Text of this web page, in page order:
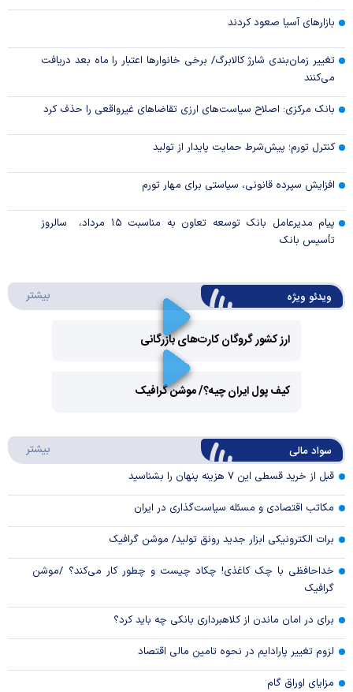
بازارهای آسیا صعود کردند
تغییر زمان‌بندی شارژ کالابرگ/ برخی خانوار‌ها اعتبار را ماه بعد دریافت
می‌کنند
بانک مرکزی: اصلاح سیاست‌های ارزی تقاضاهای غیرواقعی را حذف کرد
کنترل تورم؛ پیش‌شرط حمایت پایدار از تولید
افزایش سپرده قانونی، سیاستی برای مهار تورم
پیام مدیرعامل بانک توسعه تعاون به مناسبت ۱۵ مرداد، سالروز
تأسیس بانک
ویدئو ویژه بیشتر
ارز کشور گروگان کارت‌های بازرگانی
Video
کیف پول ایران چیه؟/ موشن گرافیک
سواد مالی بیشتر
قبل از خرید قسطی این ۷ هزینه پنهان را بشناسید
مکاتب اقتصادی و مسئله سیاست‌گذاری در ایران
برات الکترونیکی ابزار جدید رونق تولید/ موشن گرافیک
خداحافظی با چک کاغذی! چکاد چیست و چطور کار می‌کند؟ /موشن
گرافیک
برای در امان ماندن از کلاهبرداری بانکی چه باید کرد؟
لزوم تغییر پارادایم در نحوه تامین مالی اقتصاد
مزایای اوراق گام